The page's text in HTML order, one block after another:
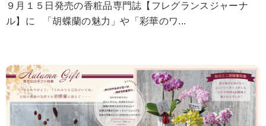
９月１５日発売の香粧品専門誌【フレグランスジャーナ
ル】に 「胡蝶蘭の魅力」や「彩華のワ...